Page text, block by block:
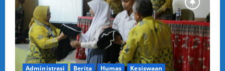
Administrasi Berita Humas Kesiswaan